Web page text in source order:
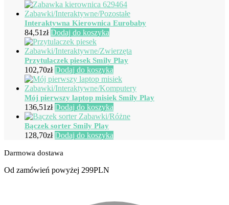
Interaktywna Kierownica Eurobaby
84,51zł Dodaj do koszyka
Przytulaczek piesek Smily Play
102,70zł Dodaj do koszyka
Mój pierwszy laptop misiek Smily Play
136,51zł Dodaj do koszyka
Bączek sorter Smily Play
128,70zł Dodaj do koszyka
Darmowa dostawa
Od zamówień powyżej 299PLN